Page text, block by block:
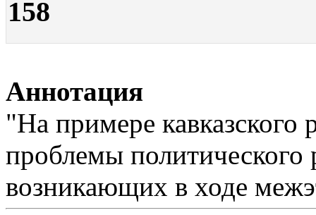
158
Аннотация
"На примере кавказского
проблемы политического
возникающих в ходе